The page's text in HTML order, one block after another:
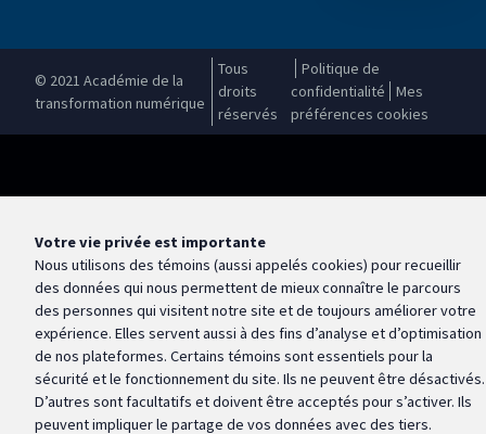
© 2021 Académie de la
transformation numérique
Tous
droits
réservés
Politique de
confidentialité
Mes
préférences cookies
Votre vie privée est importante
Nous utilisons des témoins (aussi appelés cookies) pour recueillir
des données qui nous permettent de mieux connaître le parcours
des personnes qui visitent notre site et de toujours améliorer votre
expérience. Elles servent aussi à des fins d’analyse et d’optimisation
de nos plateformes. Certains témoins sont essentiels pour la
sécurité et le fonctionnement du site. Ils ne peuvent être désactivés.
D’autres sont facultatifs et doivent être acceptés pour s’activer. Ils
peuvent impliquer le partage de vos données avec des tiers.